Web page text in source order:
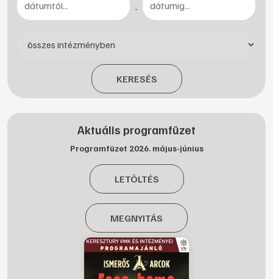
-
KERESÉS
Aktuális programfüzet
Programfüzet 2026. május-június
LETÖLTÉS
MEGNYITÁS